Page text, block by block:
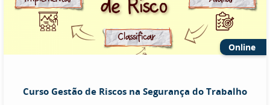
Online
Curso Gestão de Riscos na Segurança do Trabalho